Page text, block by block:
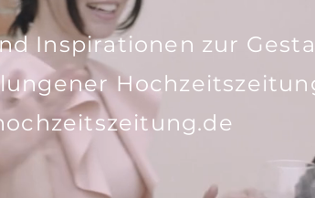
Inspirationen zur